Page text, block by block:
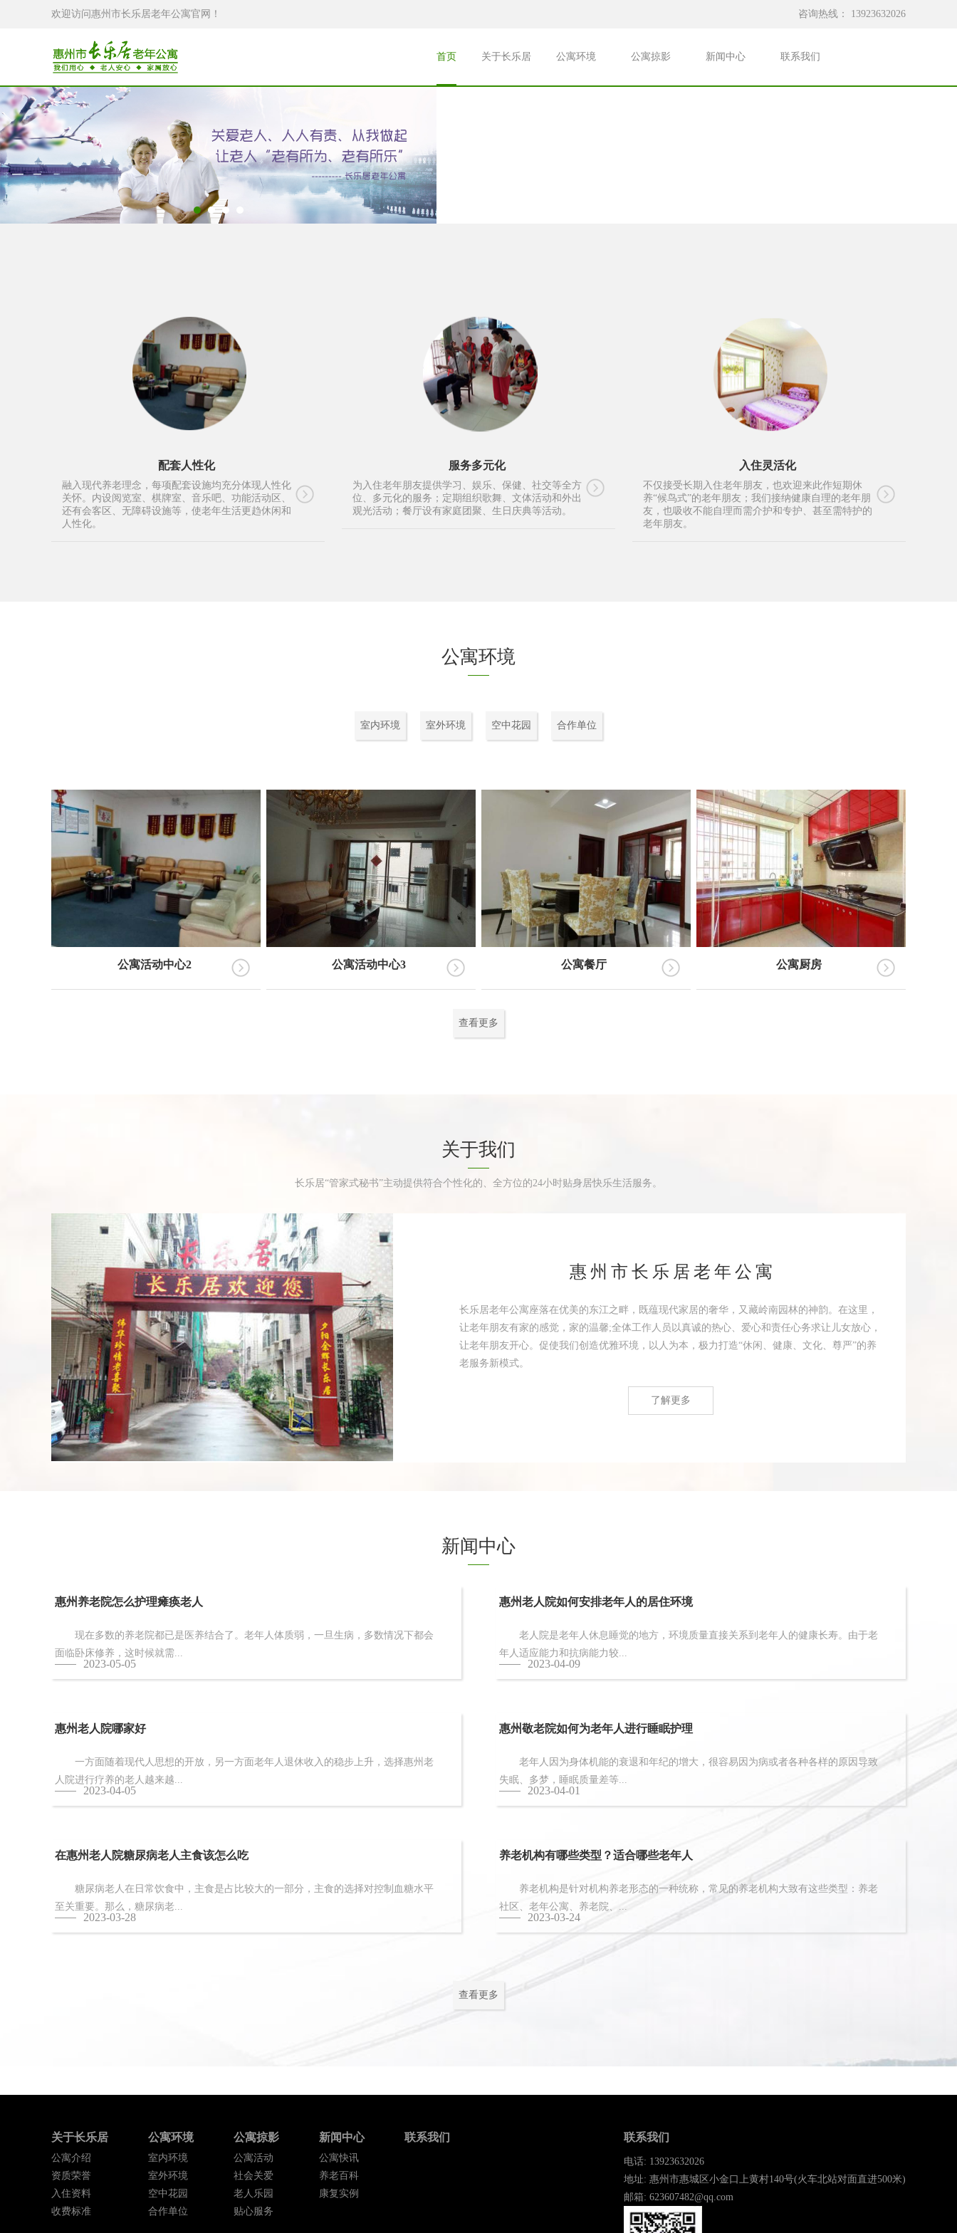
欢迎访问惠州市长乐居老年公寓官网！ 咨询热线： 13923632026
首页 关于长乐居 公寓环境 公寓掠影 新闻中心 联系我们
配套人性化
融入现代养老理念，每项配套设施均充分体现人性化
关怀。内设阅览室、棋牌室、音乐吧、功能活动区、
还有会客区、无障碍设施等，使老年生活更趋休闲和
人性化。
服务多元化
为入住老年朋友提供学习、娱乐、保健、社交等全方
位、多元化的服务；定期组织歌舞、文体活动和外出
观光活动；餐厅设有家庭团聚、生日庆典等活动。
入住灵活化
不仅接受长期入住老年朋友，也欢迎来此作短期休
养“候鸟式”的老年朋友；我们接纳健康自理的老年朋
友，也吸收不能自理而需介护和专护、甚至需特护的
老年朋友。
公寓环境
室内环境 室外环境 空中花园 合作单位
公寓活动中心2 公寓活动中心3 公寓餐厅 公寓厨房
查看更多
关于我们
长乐居“管家式秘书”主动提供符合个性化的、全方位的24小时贴身居快乐生活服务。
惠州市长乐居老年公寓
长乐居老年公寓座落在优美的东江之畔，既蕴现代家居的奢华，又藏岭南园林的神韵。在这里，
让老年朋友有家的感觉，家的温馨;全体工作人员以真诚的热心、爱心和责任心务求让儿女放心，
让老年朋友开心。促使我们创造优雅环境，以人为本，极力打造“休闲、健康、文化、尊严”的养
老服务新模式。
了解更多
新闻中心
惠州养老院怎么护理瘫痪老人
现在多数的养老院都已是医养结合了。老年人体质弱，一旦生病，多数情况下都会
面临卧床修养，这时候就需...
2023-05-05
惠州老人院如何安排老年人的居住环境
老人院是老年人休息睡觉的地方，环境质量直接关系到老年人的健康长寿。由于老
年人适应能力和抗病能力较...
2023-04-09
惠州老人院哪家好
一方面随着现代人思想的开放，另一方面老年人退休收入的稳步上升，选择惠州老
人院进行疗养的老人越来越...
2023-04-05
惠州敬老院如何为老年人进行睡眠护理
老年人因为身体机能的衰退和年纪的增大，很容易因为病或者各种各样的原因导致
失眠、多梦，睡眠质量差等...
2023-04-01
在惠州老人院糖尿病老人主食该怎么吃
糖尿病老人在日常饮食中，主食是占比较大的一部分，主食的选择对控制血糖水平
至关重要。那么，糖尿病老...
2023-03-28
养老机构有哪些类型？适合哪些老年人
养老机构是针对机构养老形态的一种统称，常见的养老机构大致有这些类型：养老
社区、老年公寓、养老院、...
2023-03-24
查看更多
关于长乐居
公寓介绍
资质荣誉
入住资料
收费标准
公寓环境
室内环境
室外环境
空中花园
合作单位
公寓掠影
公寓活动
社会关爱
老人乐园
贴心服务
新闻中心
公寓快讯
养老百科
康复实例
联系我们 联系我们
电话: 13923632026
地址: 惠州市惠城区小金口上黄村140号(火车北站对面直进500米)
邮箱: 623607482@qq.com